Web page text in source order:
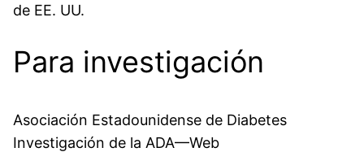
de EE. UU.
Para investigación
Asociación Estadounidense de Diabetes
Investigación de la ADA—Web